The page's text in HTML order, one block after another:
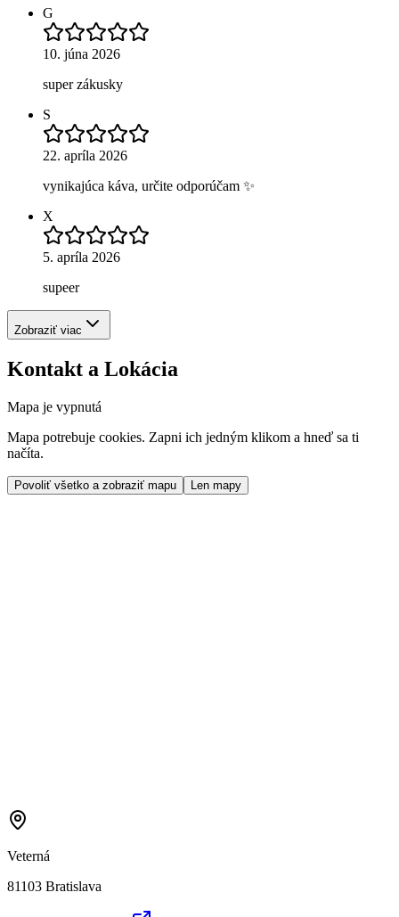
G
10. júna 2026
super zákusky
S
22. apríla 2026
vynikajúca káva, určite odporúčam ✨
X
5. apríla 2026
supeer
Zobraziť viac
Kontakt a Lokácia
Mapa je vypnutá
Mapa potrebuje cookies. Zapni ich jedným klikom a hneď sa ti
načíta.
Povoliť všetko a zobraziť mapu Len mapy
Veterná
81103 Bratislava